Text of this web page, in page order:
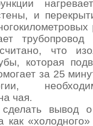
и
что
которая
за 25
чая.
вывод
как